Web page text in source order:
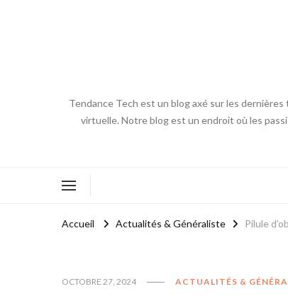
Tendance Tech est un blog axé sur les
virtuelle. Notre blog est un endroit où les
Accueil Actualités & Généraliste Pilule
OCTOBRE 27, 2024 ACTUALITÉS &